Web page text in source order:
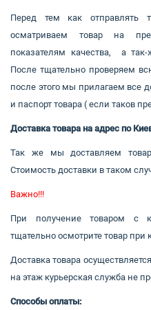
RU
Перед тем как отправлять
осматриваем товар на
показателям качества, а
После тщательно проверяем
после этого мы прилагаем все
и паспорт товара ( если таков
Доставка товара на адрес по
Так же мы доставляем
Стоимость доставки в таком
Важно!!!
При получение товаром с
тщательно осмотрите товар при
Доставка товара
на этаж курьерская служба не
Способы оплаты: